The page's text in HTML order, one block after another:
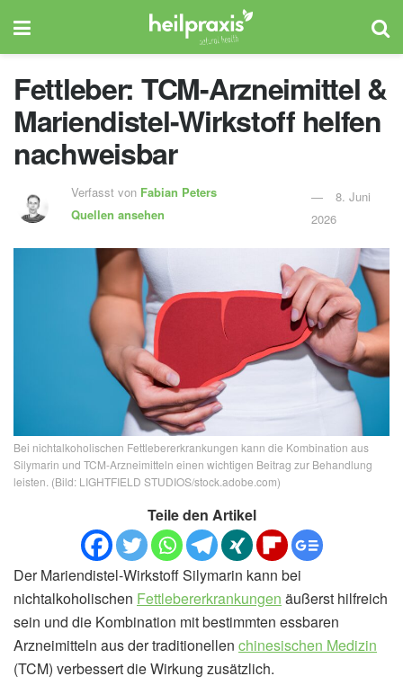
Fettleber: TCM-Arzneimittel &
Mariendistel-Wirkstoff helfen
nachweisbar
Verfasst von Fabian Peters
Quellen ansehen
8. Juni
2026
Bei nichtalkoholischen Fettlebererkrankungen kann die Kombination aus
Silymarin und TCM-Arzneimitteln einen wichtigen Beitrag zur Behandlung
leisten. (Bild: LIGHTFIELD STUDIOS/stock.adobe.com)
Teile den Artikel
Der Mariendistel-Wirkstoff Silymarin kann bei
nichtalkoholischen Fettlebererkrankungen äußerst hilfreich
sein und die Kombination mit bestimmten essbaren
Arzneimitteln aus der traditionellen chinesischen Medizin
(TCM) verbessert die Wirkung zusätzlich.